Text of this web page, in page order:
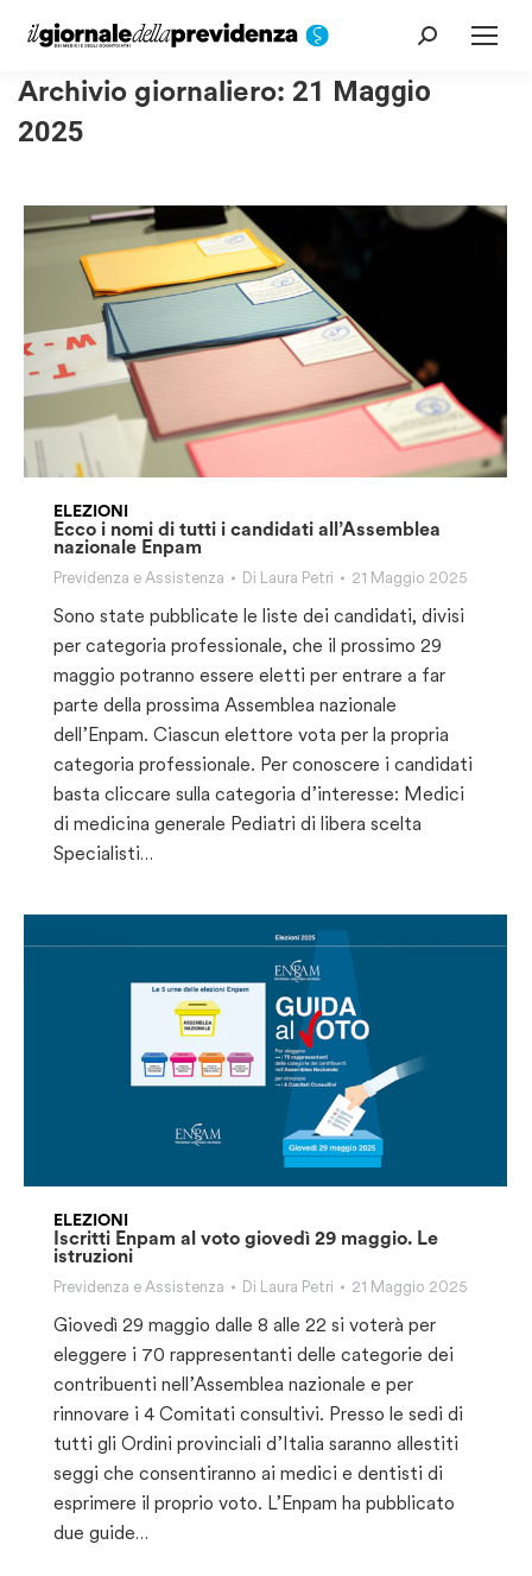
Cerca:
Archivio giornaliero: 21 Maggio
2025
ELEZIONI
Ecco i nomi di tutti i candidati all’Assemblea
nazionale Enpam
Previdenza e Assistenza Di Laura Petri 21 Maggio 2025
Sono state pubblicate le liste dei candidati, divisi
per categoria professionale, che il prossimo 29
maggio potranno essere eletti per entrare a far
parte della prossima Assemblea nazionale
dell’Enpam. Ciascun elettore vota per la propria
categoria professionale. Per conoscere i candidati
basta cliccare sulla categoria d’interesse: Medici
di medicina generale Pediatri di libera scelta
Specialisti…
ELEZIONI
Iscritti Enpam al voto giovedì 29 maggio. Le
istruzioni
Previdenza e Assistenza Di Laura Petri 21 Maggio 2025
Giovedì 29 maggio dalle 8 alle 22 si voterà per
eleggere i 70 rappresentanti delle categorie dei
contribuenti nell’Assemblea nazionale e per
rinnovare i 4 Comitati consultivi. Presso le sedi di
tutti gli Ordini provinciali d’Italia saranno allestiti
seggi che consentiranno ai medici e dentisti di
esprimere il proprio voto. L’Enpam ha pubblicato
due guide…